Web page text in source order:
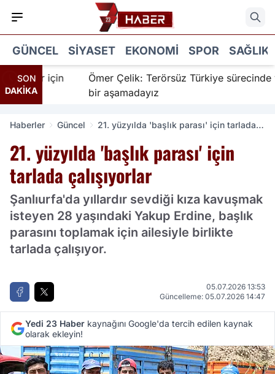
GÜNCEL SIYASET EKONOMI SPOR SAĞLIK
SON
DAKİKA
İnanır için
Ömer Çelik: Terörsüz Türkiye sürecinde
bir aşamadayız
Haberler Güncel
21. yüzyılda 'başlık parası' için tarlada
21. yüzyılda 'başlık parası' için
tarlada çalışıyorlar
Şanlıurfa'da yıllardır sevdiği kıza kavuşmak
isteyen 28 yaşındaki Yakup Erdine, başlık
parasını toplamak için ailesiyle birlikte
tarlada çalışıyor.
05.07.2026 13:53
Güncelleme: 05.07.2026 14:47
Yedi 23 Haber kaynağını Google'da tercih edilen kaynak
olarak ekleyin!